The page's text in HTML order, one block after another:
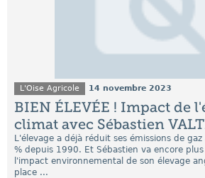
L'Oise Agricole 14 novembre 2023
BIEN ÉLEVÉE ! Impact de
climat avec Sébastien
L'élevage a déjà réduit ses émissions de
% depuis 1990. Et Sébastien va encore
l'impact environnemental de son élevage
place ...